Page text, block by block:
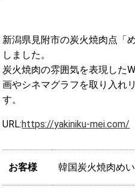
新潟県見附市の炭火焼肉点「
しました。
炭火焼肉の雰囲気を表現した
画やシネマグラフを取り入れ
す。
URL:https://yakiniku-mei.com/
お客様 韓国炭火焼肉めい